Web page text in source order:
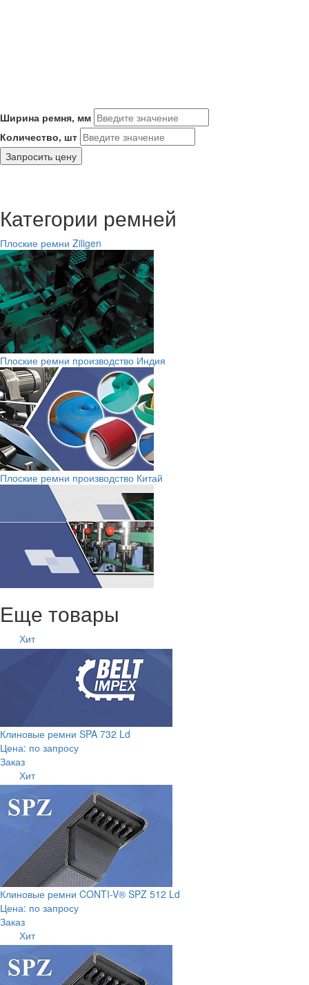
Ширина ремня, мм
Количество, шт
Запросить цену
Категории ремней
Плоские ремни Ziligen
Плоские ремни производство Индия
Плоские ремни производство Китай
Еще товары
Хит
Клиновые ремни SPA 732 Ld
Цена: по запросу
Заказ
Хит
Клиновые ремни CONTI-V® SPZ 512 Ld
Цена: по запросу
Заказ
Хит